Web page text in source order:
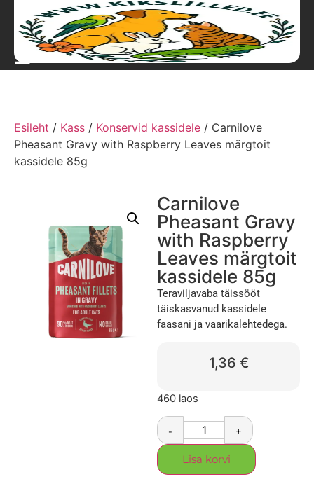
Esileht / Kass / Konservid kassidele / Carnilove
Pheasant Gravy with Raspberry Leaves märgtoit
kassidele 85g
Carnilove
Pheasant Gravy
with Raspberry
Leaves märgtoit
kassidele 85g
Teraviljavaba täissööt
täiskasvanud kassidele
faasani ja vaarikalehtedega.
1,36 €
460 laos
- +
Lisa korvi